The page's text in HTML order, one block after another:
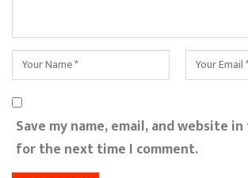
Save my name, email, and website
for the next time I comment.